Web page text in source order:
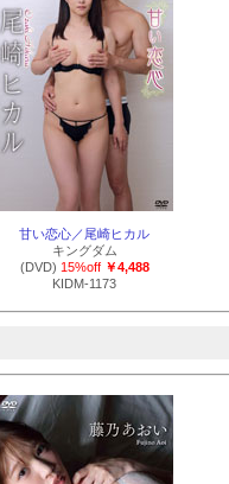
甘い恋心／尾崎ヒカル
キングダム
(DVD) 15%off ￥4,488
KIDM-1173